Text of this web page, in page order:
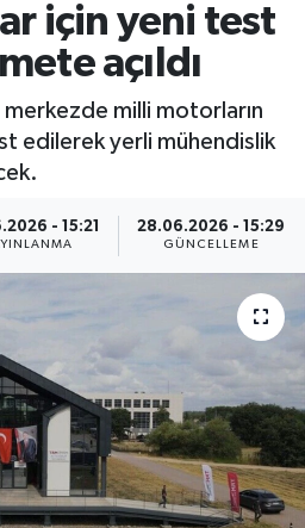
için yeni test
açıldı
milli motorların
edilerek yerli mühendislik
- 15:21 28.06.2026 - 15:29
GÜNCELLEME